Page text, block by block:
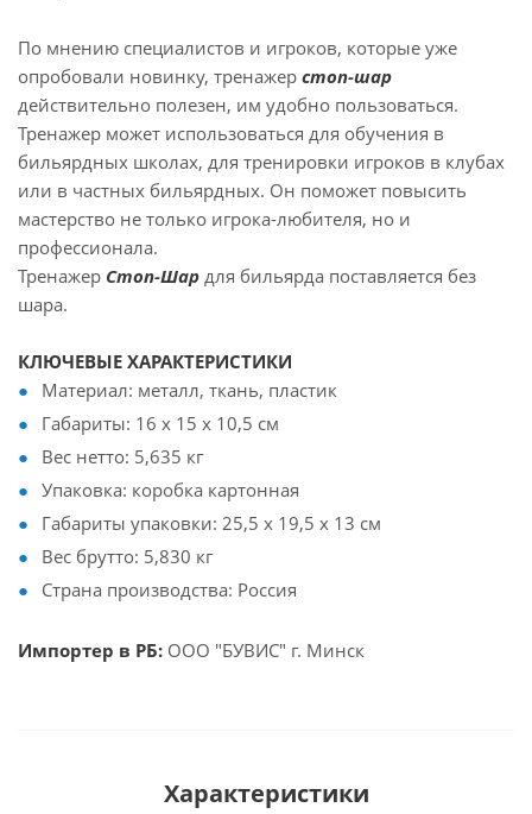
По мнению специалистов и игроков, которые уже
опробовали новинку, тренажер стоп-шар
действительно полезен, им удобно пользоваться.
Тренажер может использоваться для обучения в
бильярдных школах, для тренировки игроков в клубах
или в частных бильярдных. Он поможет повысить
мастерство не только игрока-любителя, но и
профессионала.
Тренажер Стоп-Шар для бильярда поставляется без
шара.
КЛЮЧЕВЫЕ ХАРАКТЕРИСТИКИ
Материал: металл, ткань, пластик
Габариты: 16 x 15 x 10,5 см
Вес нетто: 5,635 кг
Упаковка: коробка картонная
Габариты упаковки: 25,5 x 19,5 x 13 см
Вес брутто: 5,830 кг
Страна производства: Россия
Импортер в РБ: ООО "БУВИС" г. Минск
Характеристики